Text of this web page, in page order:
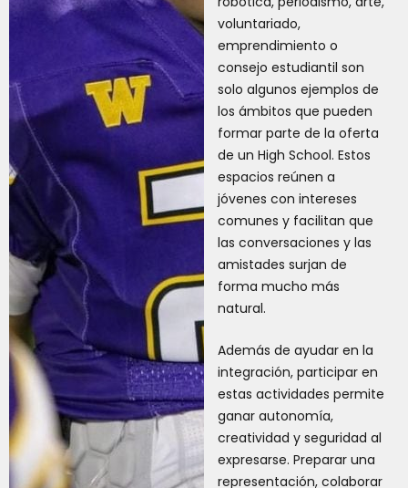
voluntariado,
emprendimiento o
consejo estudiantil son
solo algunos ejemplos de
los ámbitos que pueden
formar parte de la oferta
de un High School. Estos
espacios reúnen a
jóvenes con intereses
comunes y facilitan que
las conversaciones y las
amistades surjan de
forma mucho más
natural.
Además de ayudar en la
integración, participar en
estas actividades permite
ganar autonomía,
creatividad y seguridad al
expresarse. Preparar una
representación, colaborar